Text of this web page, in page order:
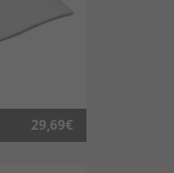
29,69€